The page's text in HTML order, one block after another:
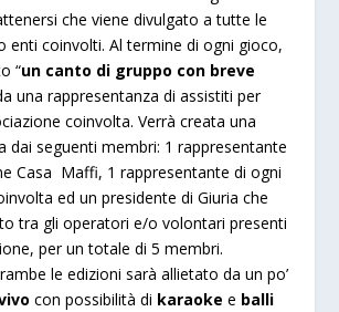
che viene divulgato a tutte le
enti coinvolti. Al termine di ogni gioco,
“un canto di gruppo con breve
una rappresentanza di assistiti per
coinvolta. Verrà creata una
dai seguenti membri: 1 rappresentante
Casa Maffi, 1 rappresentante di ogni
ed un presidente di Giuria che
tra gli operatori e/o volontari presenti
per un totale di 5 membri.
le edizioni sarà allietato da un po’
con possibilità di karaoke e balli